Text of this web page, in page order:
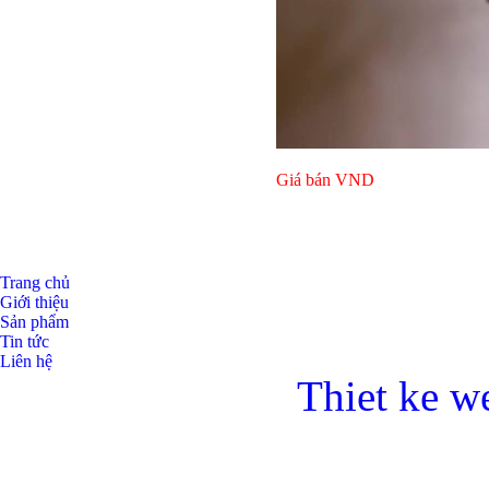
Bulong
Giá bán VND
Trang chủ
Giới thiệu
Sản phẩm
Tin tức
Liên hệ
Thiet ke